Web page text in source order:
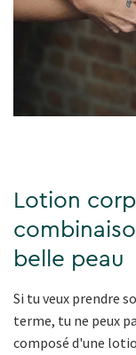
Lotion
belle peau
Si tu veux prendre
terme, tu ne peux
composé d'une